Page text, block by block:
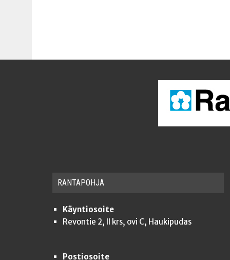
RAN­TA­POH­JA
Käyntiosoite
Revontie 2, II krs, ovi C, Haukipudas
Postiosoite